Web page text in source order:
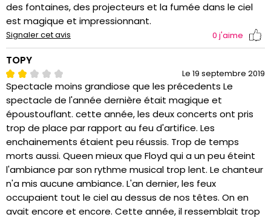
des fontaines, des projecteurs et la fumée dans le ciel
est magique et impressionnant.
Signaler cet avis 0 j'aime
TOPY
Le 19 septembre 2019
Spectacle moins grandiose que les précedents Le
spectacle de l'année dernière était magique et
époustouflant. cette année, les deux concerts ont pris
trop de place par rapport au feu d'artifice. Les
enchainements étaient peu réussis. Trop de temps
morts aussi. Queen mieux que Floyd qui a un peu éteint
l'ambiance par son rythme musical trop lent. Le chanteur
n'a mis aucune ambiance. L'an dernier, les feux
occupaient tout le ciel au dessus de nos têtes. On en
avait encore et encore. Cette année, il ressemblait trop